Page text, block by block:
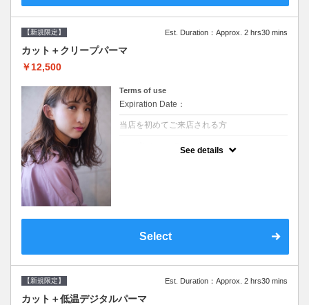
【新規限定】 Est. Duration：Approx. 2 hrs30 mins
カット＋クリープパーマ
￥12,500
Terms of use
Expiration Date：
当店を初めてご来店される方
See details
Select
【新規限定】 Est. Duration：Approx. 2 hrs30 mins
カット＋低温デジタルパーマ